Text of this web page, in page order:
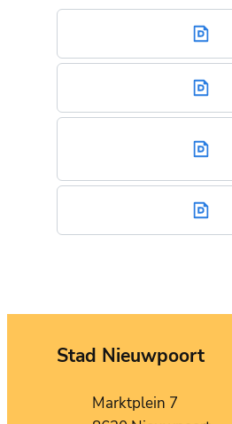
Contact
Stad Nieuwpoort
AdresMarktplein 7